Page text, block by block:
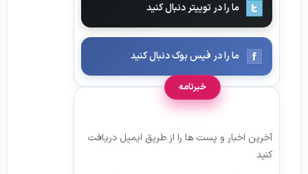
ما را در توییتر دنبال کنید
ما را در فیس بوک دنبال کنید
خبرنامه
آخرین اخبار و پست ها را از طریق ایمیل دریافت
کنید